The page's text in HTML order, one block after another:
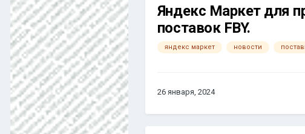
Яндекс Маркет для
поставок FBY.
яндекс маркет новости
26 января, 2024